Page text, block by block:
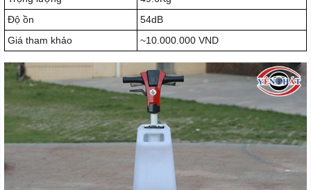
Độ ồn
54dB
Giá tham khảo
~10.000.000 VND